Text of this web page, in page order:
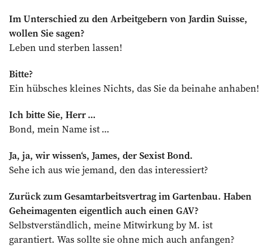
Im Unterschied zu den Arbeitgebern von Jardin Suisse,
wollen Sie sagen?
Leben und sterben lassen!
Bitte?
Ein hübsches kleines Nichts, das Sie da beinahe anhaben!
Ich bitte Sie, Herr …
Bond, mein Name ist …
Ja, ja, wir wissen‘s, James, der Sexist Bond.
Sehe ich aus wie jemand, den das interessiert?
Zurück zum Gesamtarbeitsvertrag ­im Gartenbau. Haben
Geheimagenten ­eigentlich auch einen GAV?
Selbstverständlich, meine Mitwirkung by M. ist
garantiert. Was sollte sie ohne mich auch anfangen?